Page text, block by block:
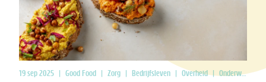
19 sep 2025 | Good Food | Zorg | Bedrijfsleven | Overheid | Onderwijs